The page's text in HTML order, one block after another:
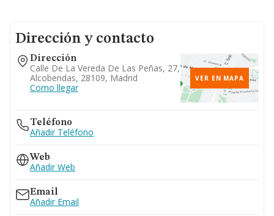
Dirección y contacto
Dirección
Calle De La Vereda De Las Peñas, 27,
Alcobendas, 28109, Madrid
Como llegar
VER EN MAPA
Teléfono
Añadir Teléfono
Web
Añadir Web
Email
Añadir Email